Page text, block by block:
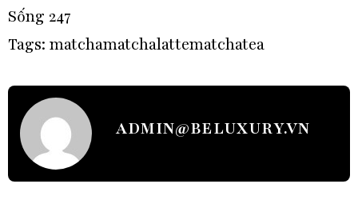
Sống 247
Tags: matchamatchalattematchatea
ADMIN@BELUXURY.VN